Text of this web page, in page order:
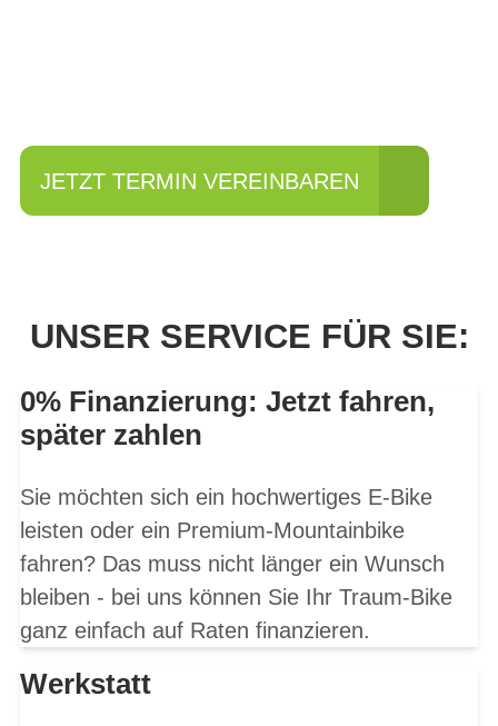
JETZT TERMIN VEREINBAREN
UNSER SERVICE FÜR SIE:
0% Finanzierung: Jetzt fahren,
später zahlen
Sie möchten sich ein hochwertiges E-Bike
leisten oder ein Premium-Mountainbike
fahren? Das muss nicht länger ein Wunsch
bleiben - bei uns können Sie Ihr Traum-Bike
ganz einfach auf Raten finanzieren.
Werkstatt